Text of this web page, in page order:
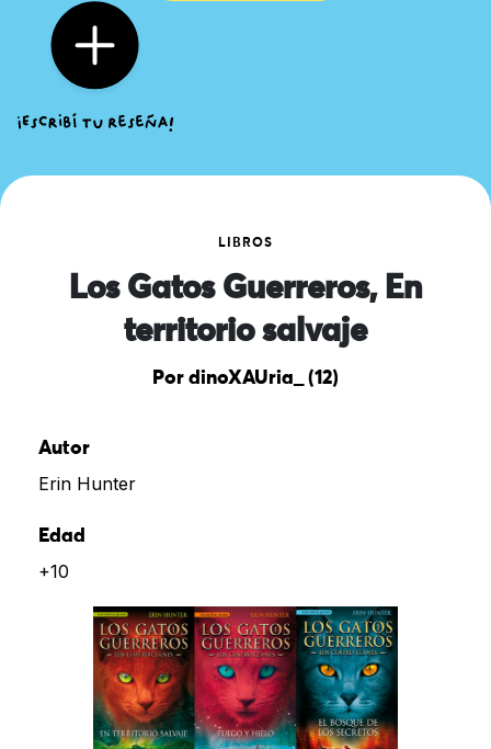
LIBROS
Los Gatos Guerreros, En
territorio salvaje
Por dinoXAUria_ (12)
Autor
Erin Hunter
Edad
+10